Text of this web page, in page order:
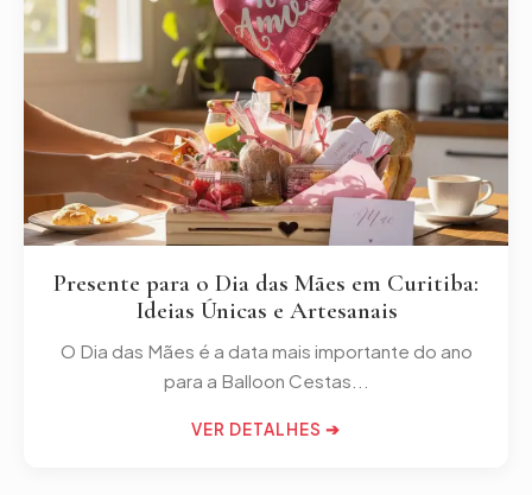
Presente para o Dia das Mães em Curitiba:
Ideias Únicas e Artesanais
O Dia das Mães é a data mais importante do ano
para a Balloon Cestas...
VER DETALHES ➔